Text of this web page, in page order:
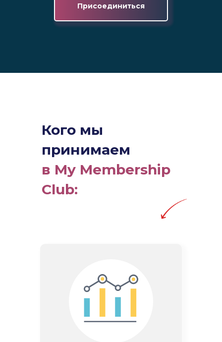
Присоединиться
Кого мы
принимаем
в My Membership
Club: